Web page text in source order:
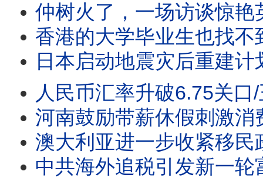
仲树火了，一场访谈惊艳英语世界/王
香港的大学毕业生也找不到工作了/王
日本启动地震灾后重建计划/王剑
人民币汇率升破6.75关口/王剑每
河南鼓励带薪休假刺激消费/王剑
澳大利亚进一步收紧移民政策/王剑
中共海外追税引发新一轮富豪移民潮/日经亚洲：北戴河